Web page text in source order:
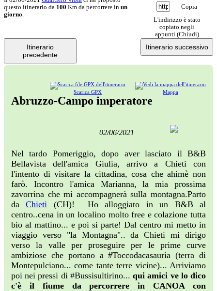
Copia
L'indirizzo è stato
copiato negli
appunti (Chiudi)
questo itinerario da 100 Km da percorrere in un
giorno.
Itinerario
precedente
Itinerario successivo
Mappa
Scarica GPX
Abruzzo-Campo imperatore
02/06/2021
Nel tardo Pomeriggio, dopo aver lasciato il B&B
Bellavista dell'amica Giulia, arrivo a Chieti con
l'intento di visitare la cittadina, cosa che ahimè non
farò. Incontro l'amica Marianna, la mia prossima
zavorrina che mi accompagnerà sulla montagna.Parto
daChieti (CH)! Ho alloggiato in un B&B al
centro..cena in un localino molto free e colazione tutta
bio al mattino... e poi si parte! Dal centro mi metto in
viaggio verso "la Montagna".. da Chieti mi dirigo
verso la valle per proseguire per le prime curve
ambiziose che portano a #Toccodacasauria (terra di
Montepulciano... come tante terre vicine)... Arriviamo
poi nei pressi di #Bussisultirino...qui amici ve lo dico
c'è il fiume da percorrere in CANOA con